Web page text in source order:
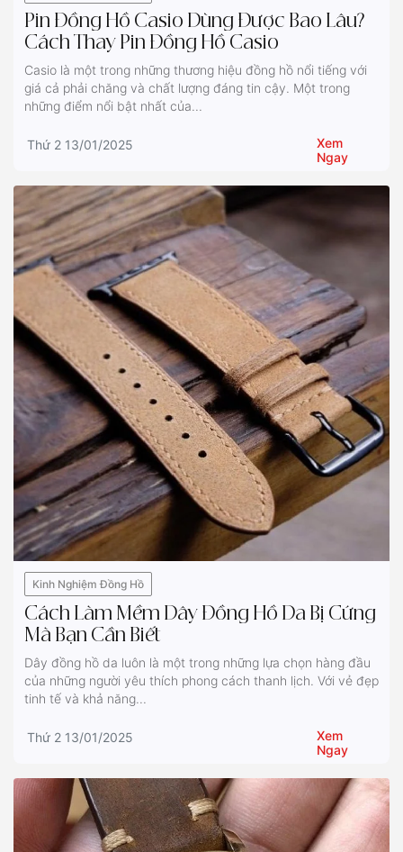
Pin Đồng Hồ Casio Dùng Được Bao Lâu?
Cách Thay Pin Đồng Hồ Casio
Casio là một trong những thương hiệu đồng hồ nổi tiếng với
giá cả phải chăng và chất lượng đáng tin cậy. Một trong
những điểm nổi bật nhất của...
Thứ 2 13/01/2025
Xem
Ngay
Kinh Nghiệm Đồng Hồ
Cách Làm Mềm Dây Đồng Hồ Da Bị Cứng
Mà Bạn Cần Biết
Dây đồng hồ da luôn là một trong những lựa chọn hàng đầu
của những người yêu thích phong cách thanh lịch. Với vẻ đẹp
tinh tế và khả năng...
Thứ 2 13/01/2025
Xem
Ngay